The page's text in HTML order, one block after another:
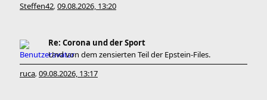
Steffen42, 09.08.2026, 13:20
Re: Corona und der Sport
Und von dem zensierten Teil der Epstein-Files.
ruca, 09.08.2026, 13:17